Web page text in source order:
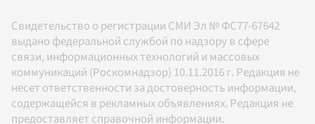
Свидетельство о регистрации СМИ Эл № ФС77-67642
выдано федеральной службой по надзору в сфере
связи, информационных технологий и массовых
коммуникаций (Роскомнадзор) 10.11.2016 г. Редакция не
несет ответственности за достоверность информации,
содержащейся в рекламных объявлениях. Редакция не
предоставляет справочной информации.